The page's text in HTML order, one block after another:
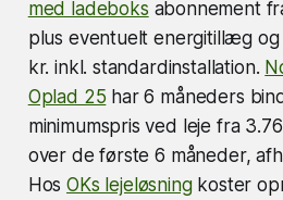
med ladeboks abonnement
plus eventuelt energitillæg
kr. inkl. standardinstallation.
Oplad 25 har 6 måneders
minimumspris ved leje fra
over de første 6 måneder,
HosOKs lejeløsningkoster